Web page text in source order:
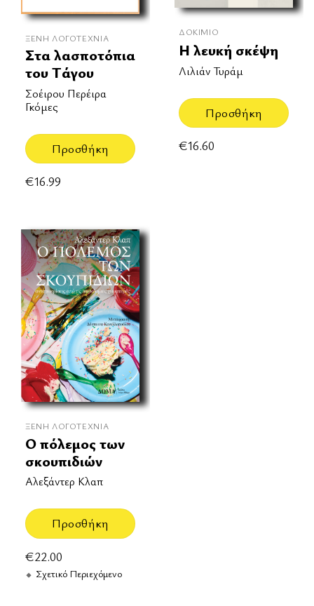
ΞΈΝΗ ΛΟΓΟΤΕΧΝΊΑ
Στα λασποτόπια
του Τάγου
Σοέιρου Περέιρα
Γκόμες
Προσθήκη
€16.99
ΔΟΚΊΜΙΟ
Η λευκή σκέψη
Λιλιάν Τυράμ
Προσθήκη
€16.60
ΞΈΝΗ ΛΟΓΟΤΕΧΝΊΑ
Ο πόλεμος των
σκουπιδιών
Αλεξάντερ Κλαπ
Προσθήκη
€22.00
Σχετικό Περιεχόμενο